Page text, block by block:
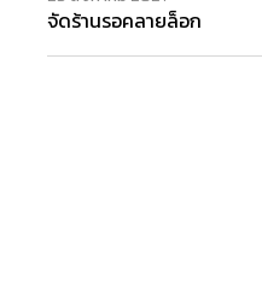
จัดร้านรอคลายล็อก